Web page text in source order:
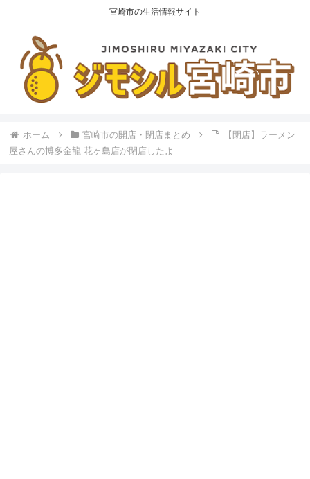
宮崎市の生活情報サイト
ホーム 宮崎市の開店・閉店まとめ
【閉店】ラーメン
屋さんの博多金龍 花ヶ島店が閉店したよ